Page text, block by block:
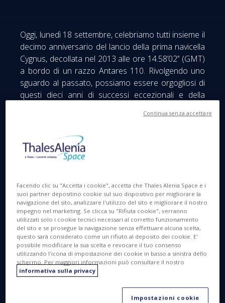
Oggi, lunedì 18 settembre, celebriamo tutti insieme il
decimo anniversario del lancio della prima navicella
Cygnus, decollata nel 2013 alle ore 14.58’02’’ (GMT)
a bordo di un razzo Antares 110. Rivolgendo uno
sguardo al passato, possiamo essere orgogliosi di
questi dieci anni di successi eccezionali e della
società statunitense Orbital ATK, dal 2018 entrata a
non solo ha offerto opportunità preziose, ma ha
favorito una formidabile dinamica di sinergia e
Facendo clic su "Accetta i cookie", accetta che Thales Alenia Space e i
suoi partner depositino cookie sul suo dispositivo per migliorare la
navigazione del sito, analizzare l'utilizzo del sito e migliorare il nostro
impegno nel marketing. Se clicca su "Rifiuta cookie", verranno
utilizzati solo i cookie tecnici necessari al corretto funzionamento
del sito e se prosegue la navigazione senza effettuare alcuna scelta,
questo sarà considerato come un rifiuto al deposito dei cookie. E'
possibile modificare la sua scelta e revocare il tuo consenso
utilizzando l'icona di impostazione dei cookie in basso a sinistra dello
schermo. Per maggiori informazioni può consultare il nostro
informativa sulla privacy
Impostazioni cookie
Continua senza accettare